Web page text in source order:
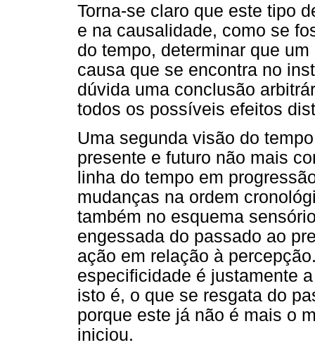
Torna-se claro que este tipo
e na causalidade, como se
do tempo, determinar que
causa que se encontra no
dúvida uma conclusão
todos os possíveis efeitos
Uma segunda visão do
presente e futuro não mais
linha do tempo em
mudanças na ordem
também no esquema
engessada do passado ao
ação em relação à
especificidade é justamente
isto é, o que se resgata do
porque este já não é mais o
iniciou.